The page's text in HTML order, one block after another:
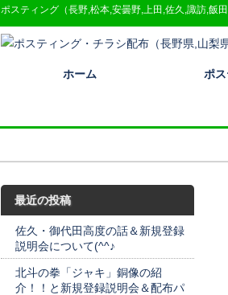
ポスティング（長野,松本,安曇野,上田,佐久,諏訪,飯
ホーム ポ
最近の投稿
佐久・御代田高度の話＆新規登録
説明会について(^^♪
北斗の拳「ジャキ」銅像の紹
介！！と新規登録説明会＆配布パ